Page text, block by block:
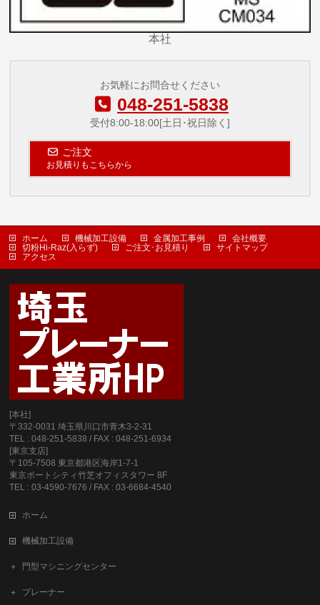
本社
お気軽にお問合せください
048-251-5838
受付8:00-18:00[土日･祝日除く]
ご注文
お見積りもこちらから
ホーム 機械加工設備 金属加工事例
会社概要
切粉Hi-Raz(入らず)
ご注文･お見積り
サイトマップ
アクセス
[本社]
〒332-0031 埼玉県川口市青木3-2-31
TEL : 048-251-5838 / FAX : 048-251-6934
[東京支店]
〒105-7508 東京都港区海岸1-7-1
東京ポートシティ竹芝オフィスタワー 8F
TEL : 03-4590-7676 / FAX : 03-6684-4540
ホーム
機械加工設備
門型マシニングセンター
プレーナー